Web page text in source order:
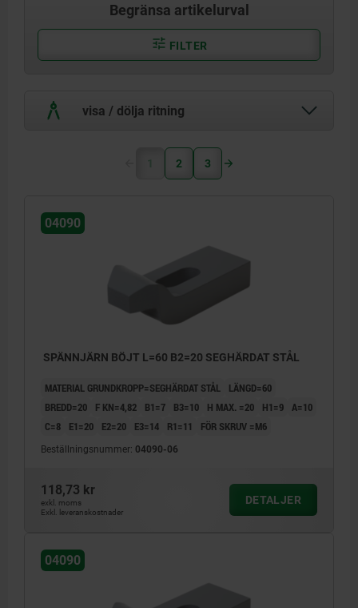
Begränsa artikelurval
FILTER
visa / dölja ritning
1 2 3
04090
SPÄNNJÄRN BÖJT L=60 B2=20 SEGHÄRDAT STÅL
MATERIAL GRUNDKROPP=SEGHÄRDAT STÅL
LÄNGD=60
BREDD=20
F KN=4,82 B1=7 B3=10 H MAX. =20 H1=9 A=10
C=8
E1=20 E2=20 E3=14 R1=11 FÖR SKRUV =M6
Beställningsnummer: 04090-06
118,73 kr
exkl. moms
Exkl. leveranskostnader
DETALJER
04090